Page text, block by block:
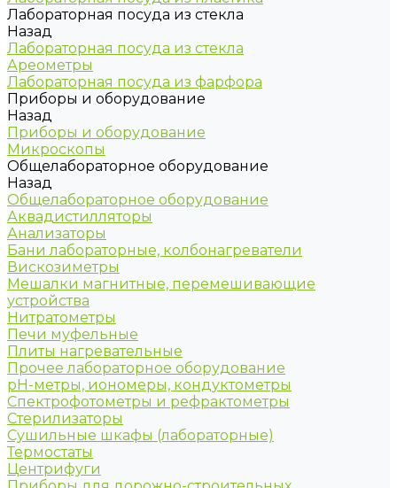
Лабораторная посуда из стекла
Назад
Лабораторная посуда из стекла
Ареометры
Лабораторная посуда из фарфора
Приборы и оборудование
Назад
Приборы и оборудование
Микроскопы
Общелабораторное оборудование
Назад
Общелабораторное оборудование
Аквадистилляторы
Анализаторы
Бани лабораторные, колбонагреватели
Вискозиметры
Мешалки магнитные, перемешивающие
устройства
Нитратометры
Печи муфельные
Плиты нагревательные
Прочее лабораторное оборудование
рН-метры, иономеры, кондуктометры
Спектрофотометры и рефрактометры
Стерилизаторы
Сушильные шкафы (лабораторные)
Термостаты
Центрифуги